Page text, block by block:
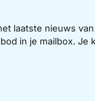
laatste nieuws
in je mailbox. Je